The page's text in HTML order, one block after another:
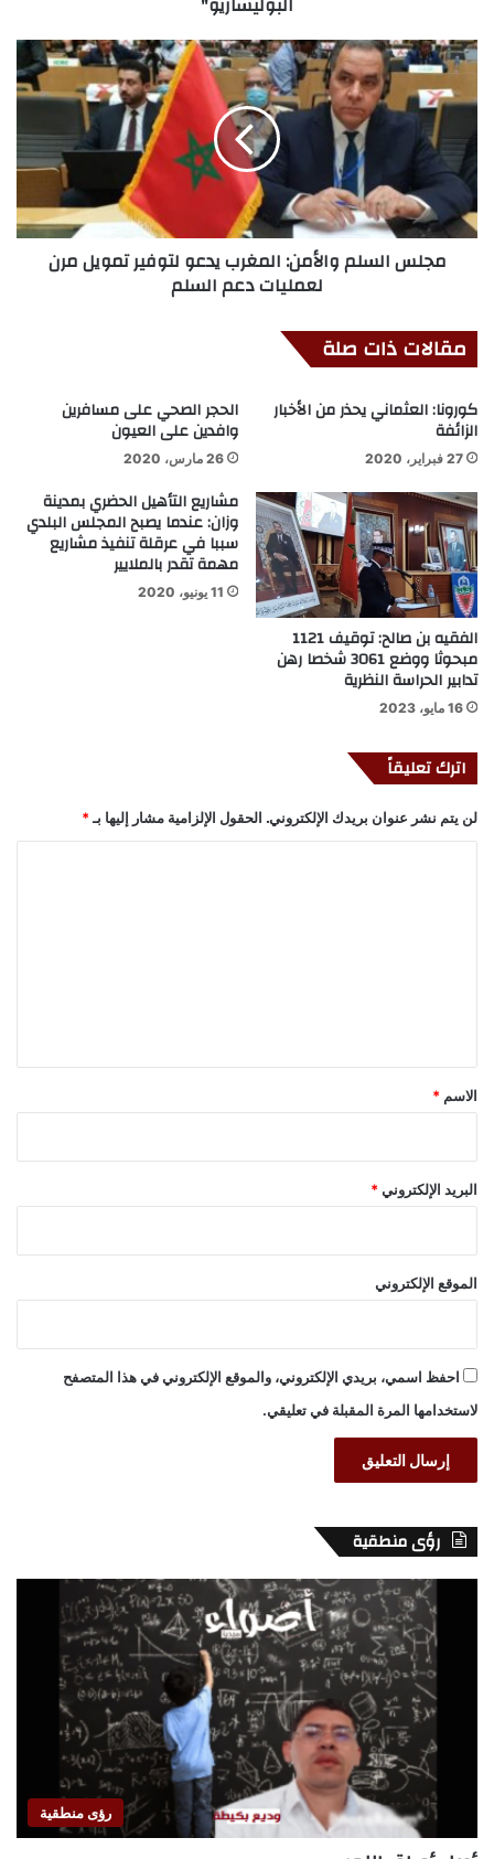
مجلس السلم والأمن: المغرب يدعو لتوفير تمويل مرن
لعمليات دعم السلم
مقالات ذات صلة
كورونا: العثماني يحذر من الأخبار
الزائفة
27 فبراير، 2020
الحجر الصحي على مسافرين
وافدين على العيون
26 مارس، 2020
الفقيه بن صالح: توقيف 1121
مبحوثا ووضع 3061 شخصا رهن
تدابير الحراسة النظرية
16 مايو، 2023
مشاريع التأهيل الحضري بمدينة
وزان: عندما يصبح المجلس البلدي
سببا في عرقلة تنفيذ مشاريع
مهمة تقدر بالملايير
11 يونيو، 2020
اترك تعليقاً
لن يتم نشر عنوان بريدك الإلكتروني. الحقول الإلزامية مشار إليها بـ *
*
الاسم *
البريد الإلكتروني *
الموقع الإلكتروني
احفظ اسمي، بريدي الإلكتروني، والموقع الإلكتروني في هذا المتصفح
لاستخدامها المرة المقبلة في تعليقي.
رؤى منطقية
رؤى منطقية